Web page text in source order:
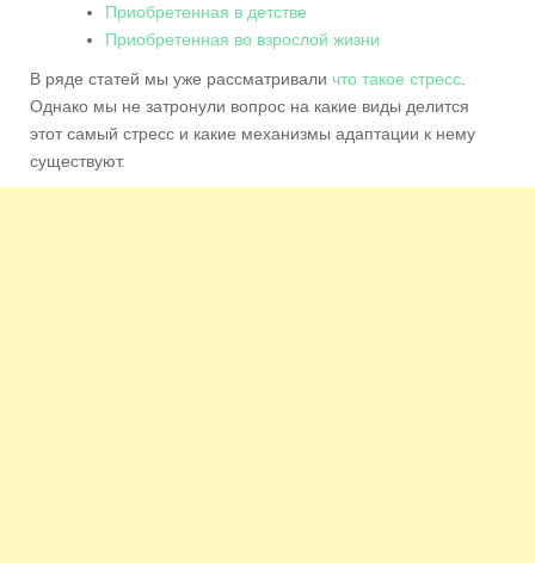
Приобретенная в детстве
Приобретенная во взрослой жизни
В ряде статей мы уже рассматривали что такое стресс
Однако мы не затронули вопрос на какие виды делится
этот самый стресс и какие механизмы адаптации к нему
существуют.